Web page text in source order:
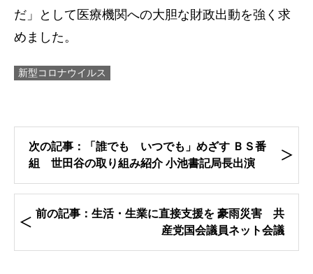
だ」として医療機関への大胆な財政出動を強く求
めました。
新型コロナウイルス
次の記事：「誰でも いつでも」めざす ＢＳ番
組 世田谷の取り組み紹介 小池書記局長出演
前の記事：生活・生業に直接支援を 豪雨災害 共
産党国会議員ネット会議